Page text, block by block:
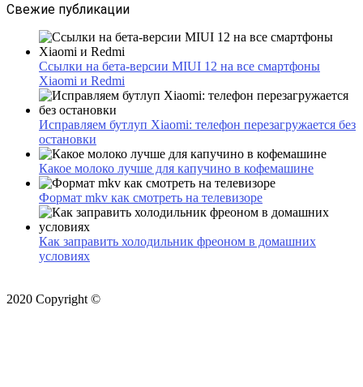
Свежие публикации
Ссылки на бета-версии MIUI 12 на все смартфоны
Xiaomi и Redmi
Исправляем бутлуп Xiaomi: телефон перезагружается без
остановки
Какое молоко лучше для капучино в кофемашине
Формат mkv как смотреть на телевизоре
Как заправить холодильник фреоном в домашних
условиях
2020 Copyright ©